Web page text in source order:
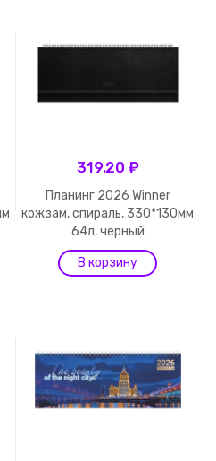
319.20 ₽
Планинг 2026 Winner
кожзам, спираль, 330*130мм
64л, черный